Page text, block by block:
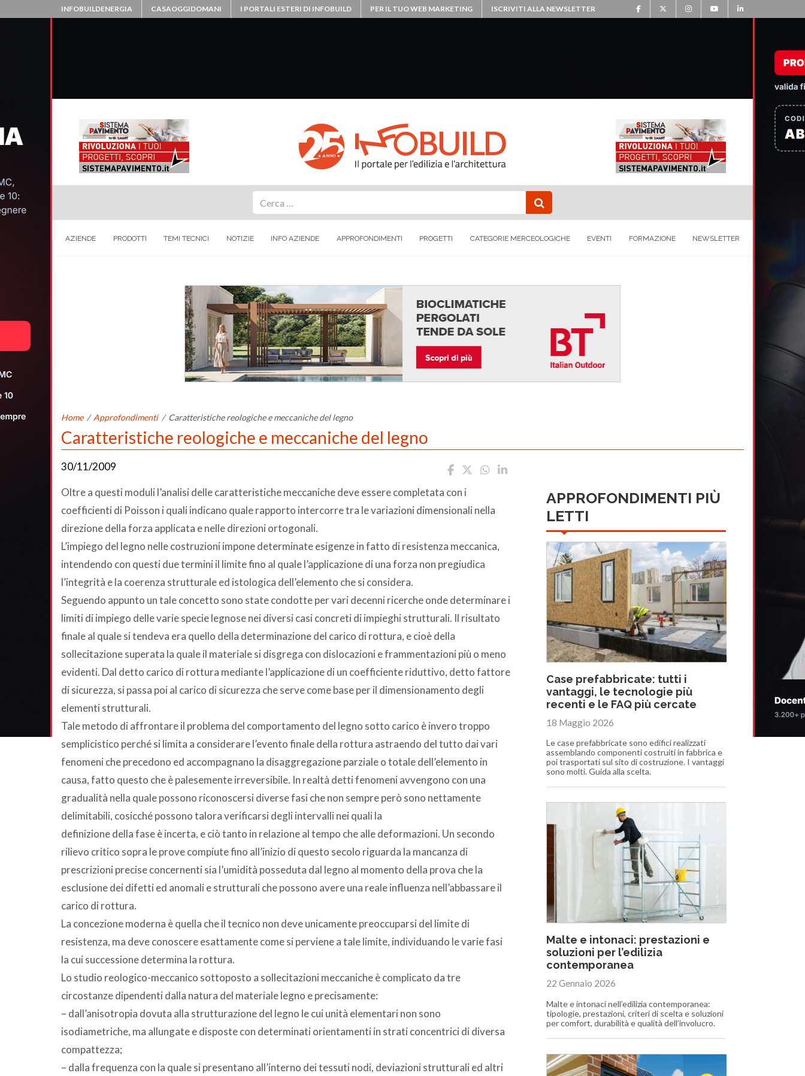
INFOBUILDENERGIA CASAOGGIDOMANI I PORTALI ESTERI DI INFOBUILD PER IL TUO WEB MARKETING ISCRIVITI ALLA NEWSLETTER
AZIENDE PRODOTTI TEMI TECNICI NOTIZIE INFO AZIENDE APPROFONDIMENTI PROGETTI CATEGORIE MERCEOLOGICHE EVENTI FORMAZIONE NEWSLETTER
Home / Approfondimenti / Caratteristiche reologiche e meccaniche del legno
Caratteristiche reologiche e meccaniche del legno
30/11/2009
Oltre a questi moduli l’analisi delle caratteristiche meccaniche deve essere completata con i
coefficienti di Poisson i quali indicano quale rapporto intercorre tra le variazioni dimensionali nella
direzione della forza applicata e nelle direzioni ortogonali.
L’impiego del legno nelle costruzioni impone determinate esigenze in fatto di resistenza meccanica,
intendendo con questi due termini il limite fino al quale l’applicazione di una forza non pregiudica
l’integrità e la coerenza strutturale ed istologica dell’elemento che si considera.
Seguendo appunto un tale concetto sono state condotte per vari decenni ricerche onde determinare i
limiti di impiego delle varie specie legnose nei diversi casi concreti di impieghi strutturali. Il risultato
finale al quale si tendeva era quello della determinazione del carico di rottura, e cioè della
sollecitazione superata la quale il materiale si disgrega con dislocazioni e frammentazioni più o meno
evidenti. Dal detto carico di rottura mediante l’applicazione di un coefficiente riduttivo, detto fattore
di sicurezza, si passa poi al carico di sicurezza che serve come base per il dimensionamento degli
elementi strutturali.
Tale metodo di affrontare il problema del comportamento del legno sotto carico è invero troppo
semplicistico perché si limita a considerare l’evento finale della rottura astraendo del tutto dai vari
fenomeni che precedono ed accompagnano la disaggregazione parziale o totale dell’elemento in
causa, fatto questo che è palesemente irreversibile. In realtà detti fenomeni avvengono con una
gradualità nella quale possono riconoscersi diverse fasi che non sempre però sono nettamente
delimitabili, cosicché possono talora verificarsi degli intervalli nei quali la
definizione della fase è incerta, e ciò tanto in relazione al tempo che alle deformazioni. Un secondo
rilievo critico sopra le prove compiute fino all’inizio di questo secolo riguarda la mancanza di
prescrizioni precise concernenti sia l’umidità posseduta dal legno al momento della prova che la
esclusione dei difetti ed anomali e strutturali che possono avere una reale influenza nell’abbassare il
carico di rottura.
La concezione moderna è quella che il tecnico non deve unicamente preoccuparsi del limite di
resistenza, ma deve conoscere esattamente come si perviene a tale limite, individuando le varie fasi
la cui successione determina la rottura.
Lo studio reologico-meccanico sottoposto a sollecitazioni meccaniche è complicato da tre
circostanze dipendenti dalla natura del materiale legno e precisamente:
– dall’anisotropia dovuta alla strutturazione del legno le cui unità elementari non sono
isodiametriche, ma allungate e disposte con determinati orientamenti in strati concentrici di diversa
compattezza;
– dalla frequenza con la quale si presentano all’interno dei tessuti nodi, deviazioni strutturali ed altri
APPROFONDIMENTI PIÙ
LETTI
Case prefabbricate: tutti i
vantaggi, le tecnologie più
recenti e le FAQ più cercate
18 Maggio 2026
Le case prefabbricate sono edifici realizzati
assemblando componenti costruiti in fabbrica e
poi trasportati sul sito di costruzione. I vantaggi
sono molti. Guida alla scelta.
Malte e intonaci: prestazioni e
soluzioni per l’edilizia
contemporanea
22 Gennaio 2026
Malte e intonaci nell’edilizia contemporanea:
tipologie, prestazioni, criteri di scelta e soluzioni
per comfort, durabilità e qualità dell’involucro.